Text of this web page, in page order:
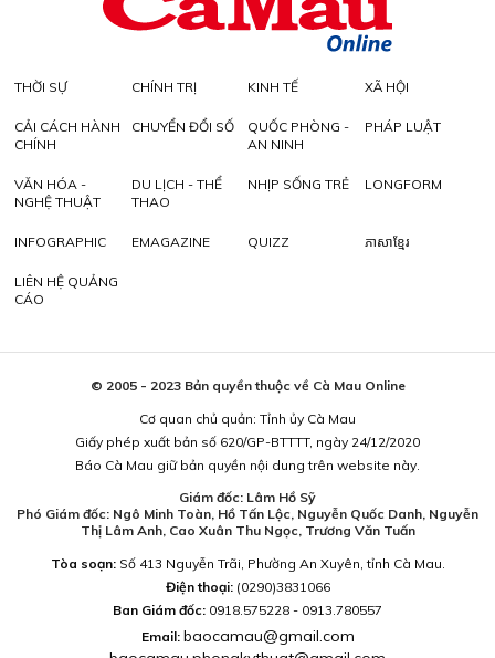
THỜI SỰ CHÍNH TRỊ KINH TẾ XÃ HỘI
CẢI CÁCH HÀNH
CHÍNH
CHUYỂN ĐỔI SỐ
QUỐC PHÒNG -
AN NINH
PHÁP LUẬT
VĂN HÓA -
NGHỆ THUẬT
DU LỊCH - THỂ
THAO
NHỊP SỐNG TRẺ LONGFORM
INFOGRAPHIC EMAGAZINE QUIZZ ភាសាខ្មែរ
LIÊN HỆ QUẢNG
CÁO
© 2005 - 2023 Bản quyền thuộc về Cà Mau Online
Cơ quan chủ quản: Tỉnh ủy Cà Mau
Giấy phép xuất bản số 620/GP-BTTTT, ngày 24/12/2020
Báo Cà Mau giữ bản quyền nội dung trên website này.
Giám đốc: Lâm Hồ Sỹ
Phó Giám đốc: Ngô Minh Toàn, Hồ Tấn Lộc, Nguyễn Quốc Danh, Nguyễn
Thị Lâm Anh, Cao Xuân Thu Ngọc, Trương Văn Tuấn
Tòa soạn:Số 413 Nguyễn Trãi, Phường An Xuyên, tỉnh Cà Mau.
Điện thoại: (0290)3831066
Ban Giám đốc: 0918.575228 - 0913.780557
Email: baocamau@gmail.com